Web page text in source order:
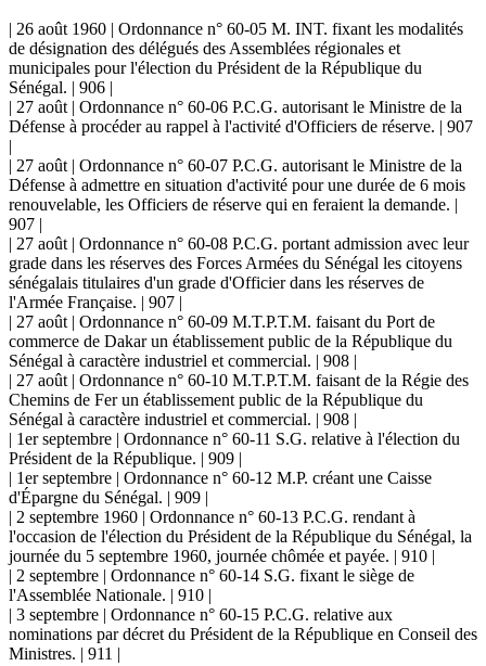
| 26 août 1960 | Ordonnance n° 60-05 M. INT. fixant les modalités
de désignation des délégués des Assemblées régionales et
municipales pour l'élection du Président de la République du
Sénégal. | 906 |
| 27 août | Ordonnance n° 60-06 P.C.G. autorisant le Ministre de la
Défense à procéder au rappel à l'activité d'Officiers de réserve. | 907
|
| 27 août | Ordonnance n° 60-07 P.C.G. autorisant le Ministre de la
Défense à admettre en situation d'activité pour une durée de 6 mois
renouvelable, les Officiers de réserve qui en feraient la demande. |
907 |
| 27 août | Ordonnance n° 60-08 P.C.G. portant admission avec leur
grade dans les réserves des Forces Armées du Sénégal les citoyens
sénégalais titulaires d'un grade d'Officier dans les réserves de
l'Armée Française. | 907 |
| 27 août | Ordonnance n° 60-09 M.T.P.T.M. faisant du Port de
commerce de Dakar un établissement public de la République du
Sénégal à caractère industriel et commercial. | 908 |
| 27 août | Ordonnance n° 60-10 M.T.P.T.M. faisant de la Régie des
Chemins de Fer un établissement public de la République du
Sénégal à caractère industriel et commercial. | 908 |
| 1er septembre | Ordonnance n° 60-11 S.G. relative à l'élection du
Président de la République. | 909 |
| 1er septembre | Ordonnance n° 60-12 M.P. créant une Caisse
d'Épargne du Sénégal. | 909 |
| 2 septembre 1960 | Ordonnance n° 60-13 P.C.G. rendant à
l'occasion de l'élection du Président de la République du Sénégal, la
journée du 5 septembre 1960, journée chômée et payée. | 910 |
| 2 septembre | Ordonnance n° 60-14 S.G. fixant le siège de
l'Assemblée Nationale. | 910 |
| 3 septembre | Ordonnance n° 60-15 P.C.G. relative aux
nominations par décret du Président de la République en Conseil des
Ministres. | 911 |